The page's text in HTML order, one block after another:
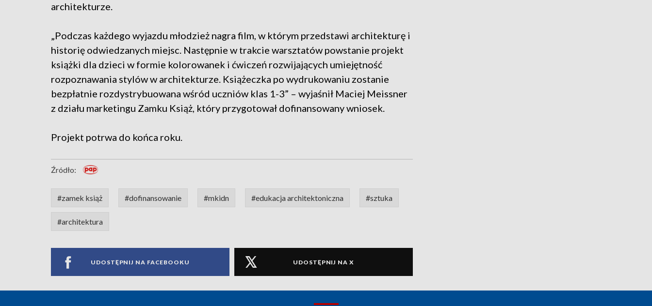
architekturze.
„Podczas każdego wyjazdu młodzież nagra film, w którym przedstawi architekturę i
historię odwiedzanych miejsc. Następnie w trakcie warsztatów powstanie projekt
książki dla dzieci w formie kolorowanek i ćwiczeń rozwijających umiejętność
rozpoznawania stylów w architekturze. Książeczka po wydrukowaniu zostanie
bezpłatnie rozdystrybuowana wśród uczniów klas 1-3” – wyjaśnił Maciej Meissner
z działu marketingu Zamku Książ, który przygotował dofinansowany wniosek.
Projekt potrwa do końca roku.
Źródło:
#zamek książ #dofinansowanie #mkidn #edukacja architektoniczna #sztuka
#architektura
UDOSTĘPNIJ NA FACEBOOKU UDOSTĘPNIJ NA X